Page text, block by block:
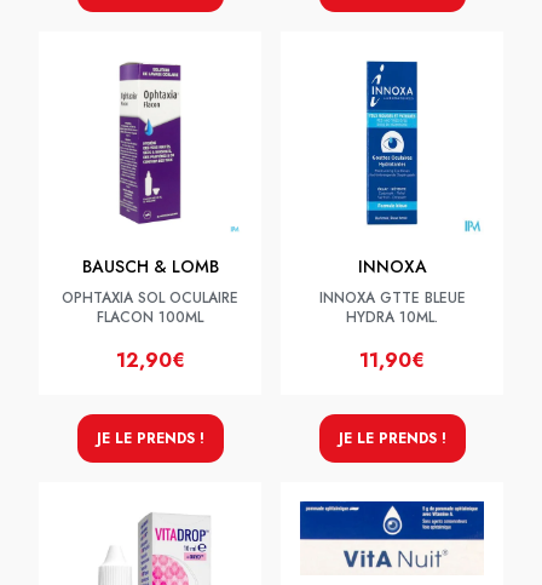
BAUSCH & LOMB
OPHTAXIA SOL OCULAIRE
FLACON 100ML
12,90€
JE LE PRENDS !
INNOXA
INNOXA GTTE BLEUE
HYDRA 10ML.
11,90€
JE LE PRENDS !